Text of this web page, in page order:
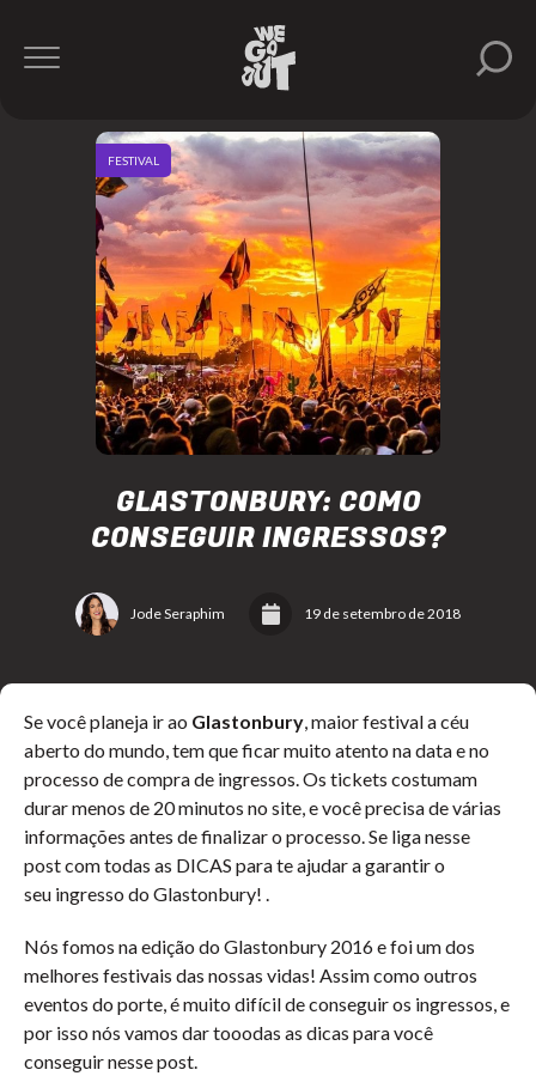
GLASTONBURY: COMO
CONSEGUIR INGRESSOS?
Jode Seraphim 19 de setembro de 2018
FESTIVAL
Se você planeja ir ao Glastonbury, maior festival a céu
aberto do mundo, tem que ficar muito atento na data e no
processo de compra de ingressos. Os tickets costumam
durar menos de 20 minutos no site, e você precisa de várias
informações antes de finalizar o processo. Se liga nesse
post com todas as DICAS para te ajudar a garantir o
seu ingresso do Glastonbury! .
Nós fomos na edição do Glastonbury 2016 e foi um dos
melhores festivais das nossas vidas! Assim como outros
eventos do porte, é muito difícil de conseguir os ingressos, e
por isso nós vamos dar tooodas as dicas para você
conseguir nesse post.